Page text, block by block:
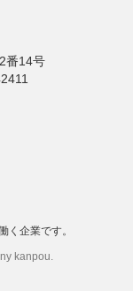
番14号
く企業です。
kanpou.